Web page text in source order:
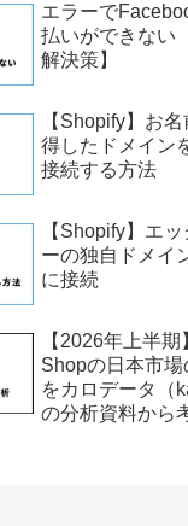
エラーで
払いができない
解決策】
【Shopify】お
得したドメイン
接続する方法
【Shopify】エ
ーの独自ドメイ
に接続
【2026年上半期
Shopの日本市場
をカロデータ（
の分析資料から